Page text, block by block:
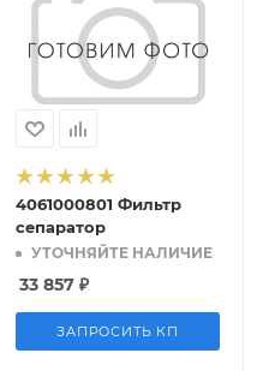
4061000801 Фильтр
сепаратор
УТОЧНЯЙТЕ НАЛИЧИЕ
33 857 ₽
ЗАПРОСИТЬ КП